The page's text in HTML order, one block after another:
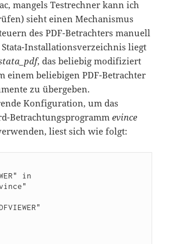
mangels Testrechner kann ich
sieht einen Mechanismus
des PDF-Betrachters manuell
Installationsverzeichnis liegt
, das beliebig modifiziert
einem beliebigen PDF-Betrachter
zu übergeben.
Konfiguration, um das
Betrachtungsprogrammevince
liest sich wie folgt:
in